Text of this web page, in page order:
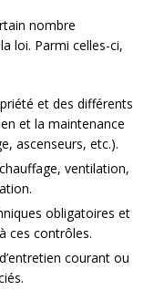
nombre
loi. Parmi celles-ci,
et des différents
et la maintenance
ascenseurs, etc.).
ventilation,
obligatoires et
ces contrôles.
courant ou